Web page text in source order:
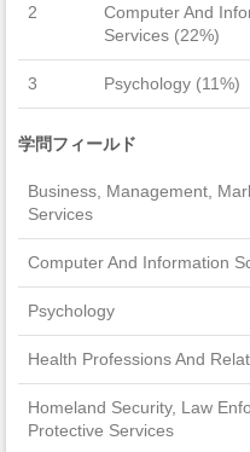
2
Computer And
Services (22%)
3 Psychology (11%)
学問フィールド
Business, Management,
Services
Computer And Information
Psychology
Health Professions And
Homeland Security, Law
Protective Services